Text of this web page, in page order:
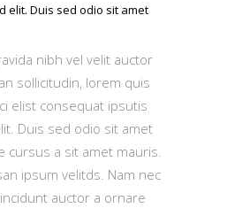
elit. Duis sed odio sit amet
nibh vel velit auctor
sollicitudin, lorem quis
elist consequat ipsutis
Duis sed odio sit amet
cursus a sit amet mauris.
ipsum velitds. Nam nec
auctor a ornare